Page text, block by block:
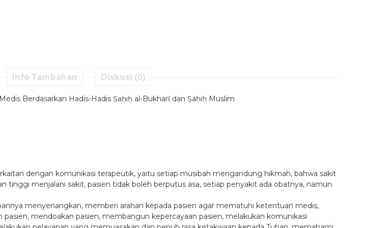
Info Tambahan Diskusi (0)
Berdasarkan Hadis-Hadis Ṣaḥiḥ al-Bukharῑ dan Ṣaḥiḥ Muslim
dengan komunikasi terapeutik, yaitu setiap musibah mengandung hikmah, bahwa sakit
tinggi menjalani sakit, pasien tidak boleh berputus asa, setiap penyakit ada obatnya, namun
menyenangkan, memberi arahan kepada pasien agar mematuhi ketentuan medis,
mendoakan pasien, membangun kepercayaan pasien, melakukan komunikasi